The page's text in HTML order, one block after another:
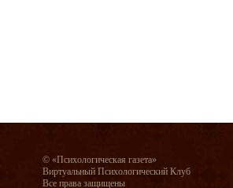
© «Психологическая газета»
Виртуальный Психологический Клуб
Все права защищены